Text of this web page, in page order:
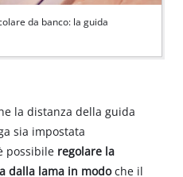
da banco: la guida
la distanza della guida
sia impostata
possibile regolare la
dalla lama in modoche il